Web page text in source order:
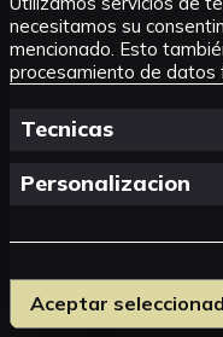
necesitamos su
mencionado. Esto
procesamiento de datos
Tecnicas
Personalizacion
Aceptar